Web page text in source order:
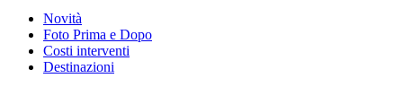
Novità
Foto Prima e Dopo
Costi interventi
Destinazioni